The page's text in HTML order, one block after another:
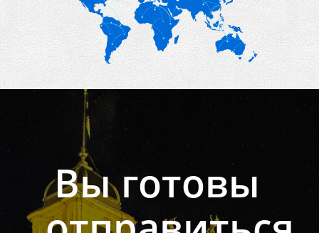
Вы готовы